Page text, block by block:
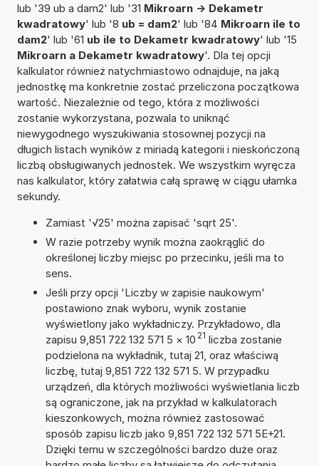
lub '39 ub a dam2' lub '31 Mikroarn -> Dekametr
kwadratowy' lub '8 ub = dam2' lub '84 Mikroarn ile to
dam2' lub '61 ub ile to Dekametr kwadratowy' lub '15
Mikroarn a Dekametr kwadratowy'. Dla tej opcji
kalkulator również natychmiastowo odnajduje, na jaką
jednostkę ma konkretnie zostać przeliczona początkowa
wartość. Niezależnie od tego, która z możliwości
zostanie wykorzystana, pozwala to uniknąć
niewygodnego wyszukiwania stosownej pozycji na
długich listach wyników z miriadą kategorii i nieskończoną
liczbą obsługiwanych jednostek. We wszystkim wyręcza
nas kalkulator, który załatwia całą sprawę w ciągu ułamka
sekundy.
Zamiast '√25' można zapisać 'sqrt 25'.
W razie potrzeby wynik można zaokrąglić do
określonej liczby miejsc po przecinku, jeśli ma to
sens.
Jeśli przy opcji 'Liczby w zapisie naukowym'
postawiono znak wyboru, wynik zostanie
wyświetlony jako wykładniczy. Przykładowo, dla
zapisu 9,851 722 132 571 5 × 10 21 liczba zostanie
podzielona na wykładnik, tutaj 21, oraz właściwą
liczbę, tutaj 9,851 722 132 571 5. W przypadku
urządzeń, dla których możliwości wyświetlania liczb
są ograniczone, jak na przykład w kalkulatorach
kieszonkowych, można również zastosować
sposób zapisu liczb jako 9,851 722 132 571 5E+21.
Dzięki temu w szczególności bardzo duże oraz